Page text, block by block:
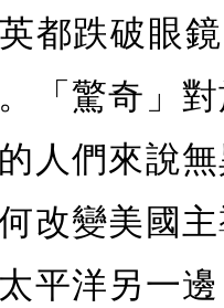
都跌破眼
「驚奇」
人們來說
改變美國
平洋另一